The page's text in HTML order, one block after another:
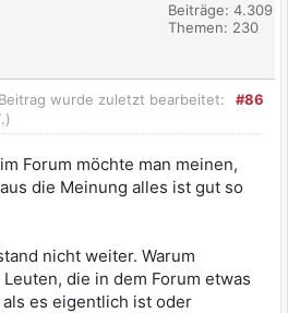
Beiträge: 4.309
Themen: 230
#86
wurde zuletzt bearbeitet:
.)
Forum möchte man meinen,
die Meinung alles ist gut so
nicht weiter. Warum
die in dem Forum etwas
es eigentlich ist oder